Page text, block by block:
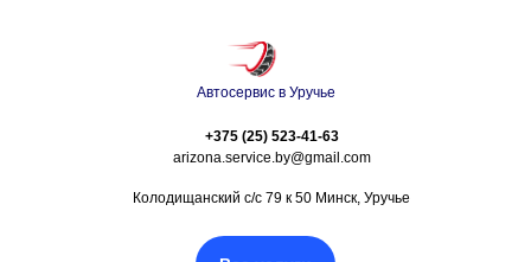
Автосервис в Уручье
+375 (25) 523-41-63
arizona.service.by@gmail.com
Колодищанский с/с 79 к 50 Минск, Уручье